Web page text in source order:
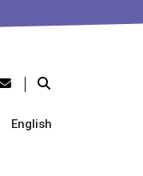
English